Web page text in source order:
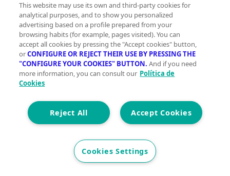
This website may use its own and third-party cookies for
analytical purposes, and to show you personalized
advertising based on a profile prepared from your
browsing habits (for example, pages visited). You can
accept all cookies by pressing the "Accept cookies" button,
orCONFIGURE OR REJECT THEIR USE BY PRESSING THE
"CONFIGURE YOUR COOKIES" BUTTON. And if you need
more information, you can consult our Política de
Cookies
Accept Cookies
Reject All
Cookies Settings